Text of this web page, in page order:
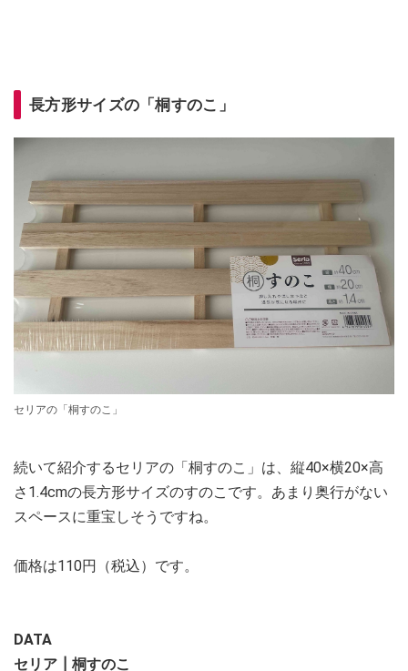
長方形サイズの「桐すのこ」
セリアの「桐すのこ」
続いて紹介するセリアの「桐すのこ」は、縦40×横20×高
さ1.4cmの長方形サイズのすのこです。あまり奥行がない
スペースに重宝しそうですね。
価格は110円（税込）です。
DATA
セリア┃桐すのこ